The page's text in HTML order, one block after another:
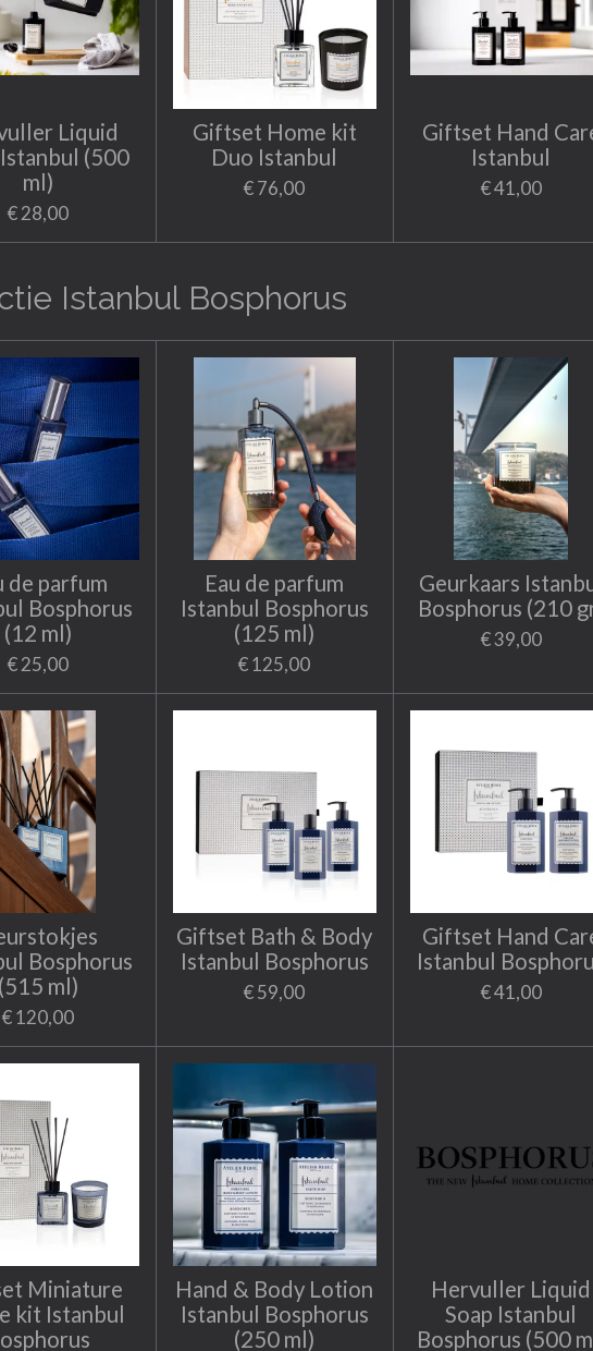
Liquid
(500
ml)
€ 28,00
Giftset Home kit
Duo Istanbul
€ 76,00
Giftset Hand
Istanbul
€ 41,00
Istanbul Bosphorus
de parfum
Bosphorus
(12 ml)
€ 25,00
Eau de parfum
Istanbul Bosphorus
(125 ml)
€ 125,00
Geurkaars
Bosphorus (210
€ 39,00
Bosphorus
(515 ml)
€ 120,00
Giftset Bath & Body
Istanbul Bosphorus
€ 59,00
Giftset Hand
Istanbul
€ 41,00
Miniature
kit Istanbul
Hand & Body Lotion
Istanbul Bosphorus
(250 ml)
Hervuller Liquid
Soap Istanbul
Bosphorus (500